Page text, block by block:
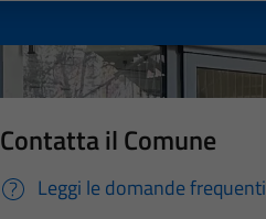
Contatta il Comune
Leggi le domande frequenti